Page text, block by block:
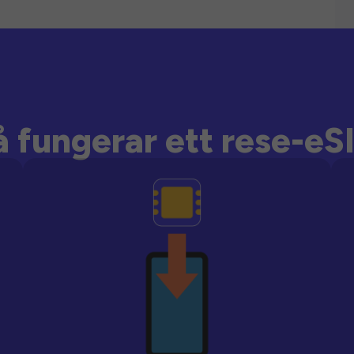
fungerar ett rese-